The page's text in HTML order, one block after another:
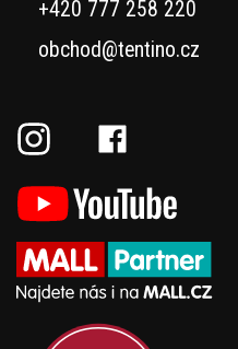
+420 777 258 220
obchod@tentino.cz